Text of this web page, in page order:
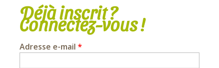
Déjà inscrit ?
Connectez-vous !
Adresse e-mail *